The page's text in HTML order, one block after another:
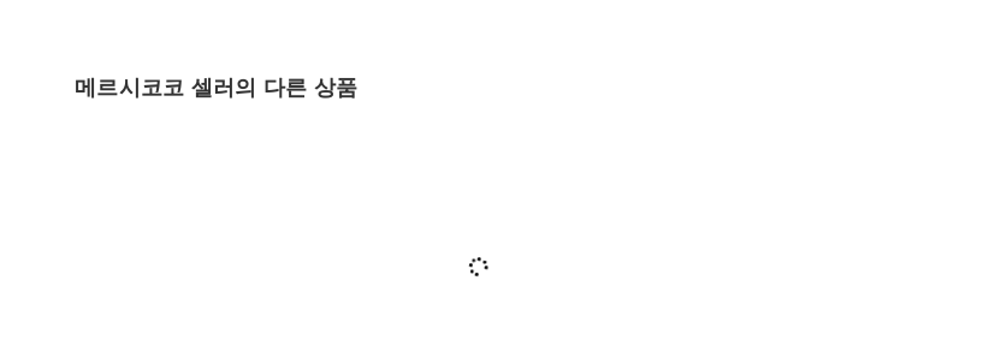
메르시코코 셀러의 다른 상품